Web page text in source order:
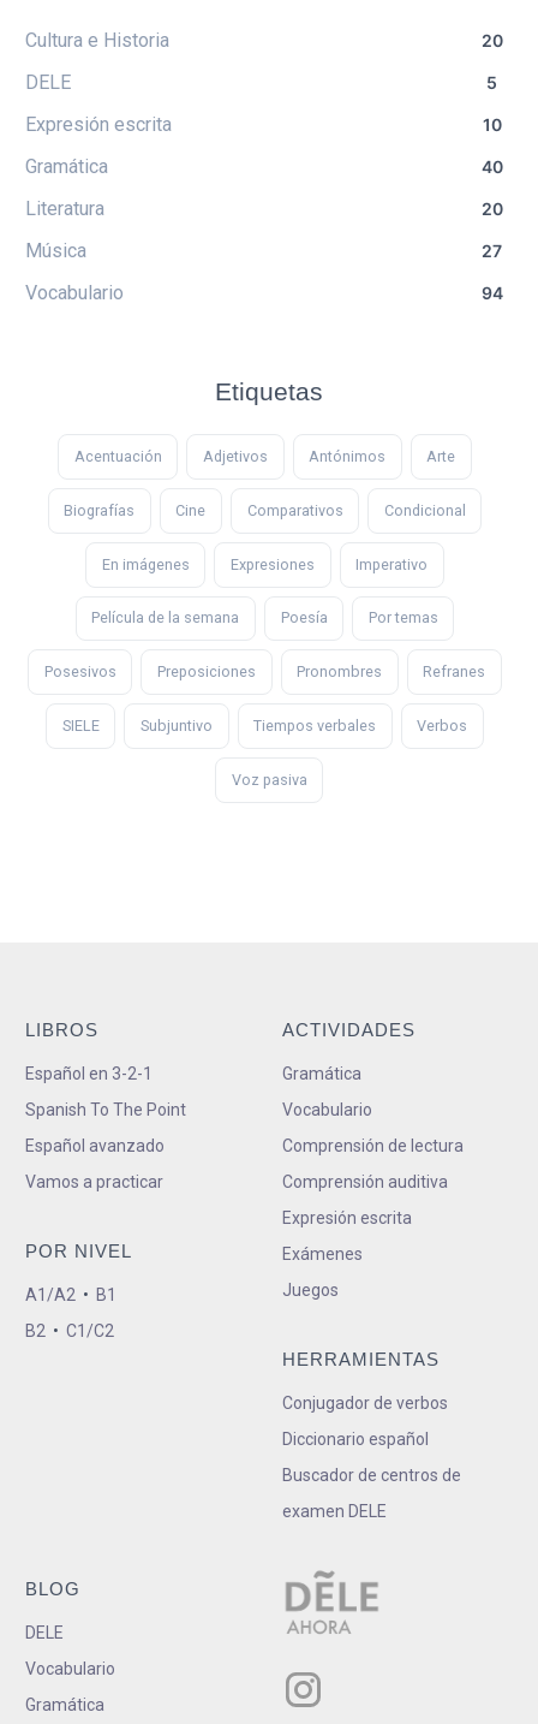
Cultura e Historia 20
DELE 5
Expresión escrita 10
Gramática 40
Literatura 20
Música 27
Vocabulario 94
Etiquetas
Acentuación Adjetivos Antónimos Arte
Biografías Cine Comparativos Condicional
En imágenes Expresiones Imperativo
Película de la semana Poesía Por temas
Posesivos Preposiciones Pronombres Refranes
SIELE Subjuntivo Tiempos verbales Verbos
Voz pasiva
LIBROS
Español en 3-2-1
Spanish To The Point
Español avanzado
Vamos a practicar
POR NIVEL
A1/A2 • B1
B2 • C1/C2
ACTIVIDADES
Gramática
Vocabulario
Comprensión de lectura
Comprensión auditiva
Expresión escrita
Exámenes
Juegos
HERRAMIENTAS
Conjugador de verbos
Diccionario español
Buscador de centros de
examen DELE
BLOG
DELE
Vocabulario
Gramática